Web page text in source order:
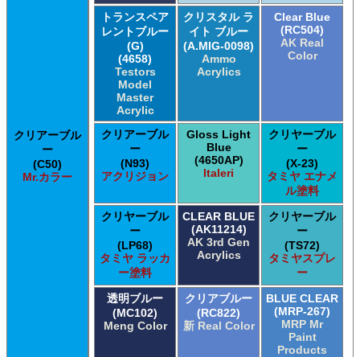
クリアーブル
ー
(C50)
Mr.カラー
トランスペア
レントブルー
(G)
(4658)
Testors
Model
Master
Acrylic
クリスタル ラ
イト ブルー
(A.MIG-0098)
Ammo
Acrylics
Clear Blue
(RC504)
AK Real
Color
クリアーブル
ー
(N93)
アクリジョン
Gloss Light
Blue
(4650AP)
Italeri
クリヤーブル
ー
(X-23)
タミヤ エナメ
ル塗料
クリヤーブル
ー
(LP68)
タミヤ ラッカ
ー塗料
CLEAR BLUE
(AK11214)
AK 3rd Gen
Acrylics
クリヤーブル
ー
(TS72)
タミヤスプレ
ー
透明ブルー
(MC102)
Meng Color
クリアブルー
(RC822)
新 Real Color
BLUE CLEAR
(MRP-267)
MRP Mr
Paint
Products